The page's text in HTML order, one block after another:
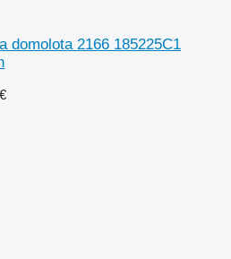
domolota 2166 185225C1